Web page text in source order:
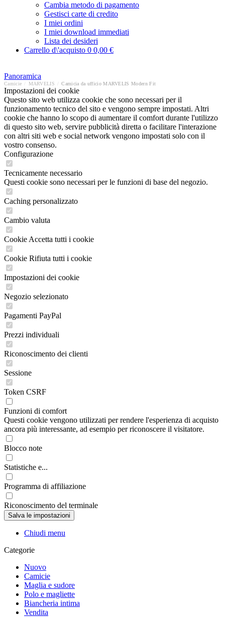
Cambia metodo di pagamento
Gestisci carte di credito
I miei ordini
I miei download immediati
Lista dei desideri
Carrello d\'acquisto 0 0,00 €
Panoramica
Camicie MARVELIS Camicia da ufficio MARVELIS Modern Fit
Impostazioni dei cookie
Questo sito web utilizza cookie che sono necessari per il
funzionamento tecnico del sito e vengono sempre impostati. Altri
cookie che hanno lo scopo di aumentare il comfort durante l'utilizzo
di questo sito web, servire pubblicità diretta o facilitare l'interazione
con altri siti web e social network vengono impostati solo con il
vostro consenso.
Configurazione
Tecnicamente necessario
Questi cookie sono necessari per le funzioni di base del negozio.
Caching personalizzato
Cambio valuta
Cookie Accetta tutti i cookie
Cookie Rifiuta tutti i cookie
Impostazioni dei cookie
Negozio selezionato
Pagamenti PayPal
Prezzi individuali
Riconoscimento dei clienti
Sessione
Token CSRF
Funzioni di comfort
Questi cookie vengono utilizzati per rendere l'esperienza di acquisto
ancora più interessante, ad esempio per riconoscere il visitatore.
Blocco note
Statistiche e...
Programma di affiliazione
Riconoscimento del terminale
Chiudi menu
Categorie
Nuovo
Camicie
Maglia e sudore
Polo e magliette
Biancheria intima
Vendita